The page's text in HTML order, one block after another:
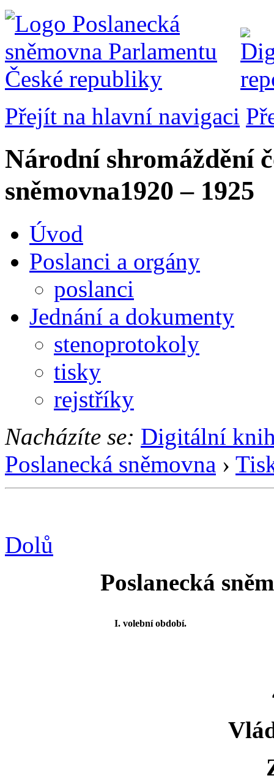
Přejít na hlavní navigaci
Národní shromáždění
sněmovna1920 – 1925
Úvod
Poslanci a orgány
poslanci
Jednání a dokumenty
stenoprotokoly
tisky
rejstříky
Nacházíte se: Digitální
Poslanecká sněmovna ›
Dolů
Poslanecká
I. volební období.